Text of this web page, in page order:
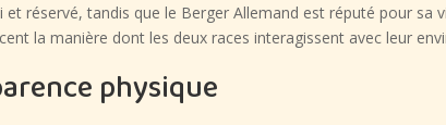
et réservé, tandis que le Berger Allemand est réputé pour
la manière dont les deux races interagissent avec leur
physique